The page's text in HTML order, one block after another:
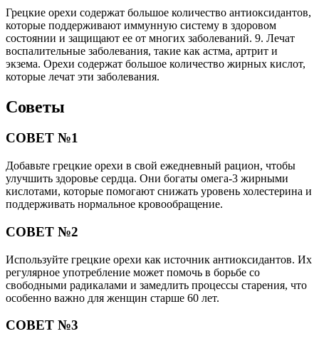
Грецкие орехи содержат большое количество антиоксидантов,
которые поддерживают иммунную систему в здоровом
состоянии и защищают ее от многих заболеваний. 9. Лечат
воспалительные заболевания, такие как астма, артрит и
экзема. Орехи содержат большое количество жирных кислот,
которые лечат эти заболевания.
Советы
СОВЕТ №1
Добавьте грецкие орехи в свой ежедневный рацион, чтобы
улучшить здоровье сердца. Они богаты омега-3 жирными
кислотами, которые помогают снижать уровень холестерина и
поддерживать нормальное кровообращение.
СОВЕТ №2
Используйте грецкие орехи как источник антиоксидантов. Их
регулярное употребление может помочь в борьбе со
свободными радикалами и замедлить процессы старения, что
особенно важно для женщин старше 60 лет.
СОВЕТ №3